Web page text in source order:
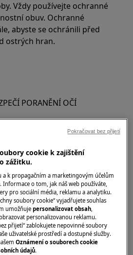
Vždy používejte ochranné
obuv. Ochranné
abyste se ochránili před
ostrých hran.
PORANĚNÍ OČÍ
nebo oprav prací
noste ochranné brýle.
PŘISKŘÍPNUTÍ
cookie k zajištění
zážitku.
a k propagačním a marketingovým účelům
Informace o tom, jak náš web používáte,
pro sociální média, reklamu a analytiku.
soubory cookie“ vyjadřujete souhlas
umožňujepersonalizovat obsah,
personalizovanou reklamu.
přijetí“ zablokujete nepovinné soubory
uživatelské prostředí a dostupné služby.
Oznámení o souborech cookie
údajů.
Pokračovat bez přijetí